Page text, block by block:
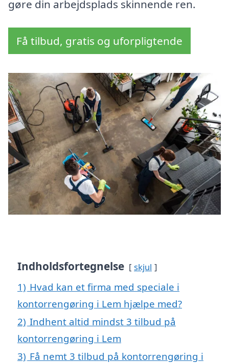
gøre din arbejdsplads skinnende ren.
Få tilbud, gratis og uforpligtende
Indholdsfortegnelse skjul
1) Hvad kan et firma med speciale i
kontorrengøring i Lem hjælpe med?
2) Indhent altid mindst 3 tilbud på
kontorrengøring i Lem
3) Få nemt 3 tilbud på kontorrengøring i